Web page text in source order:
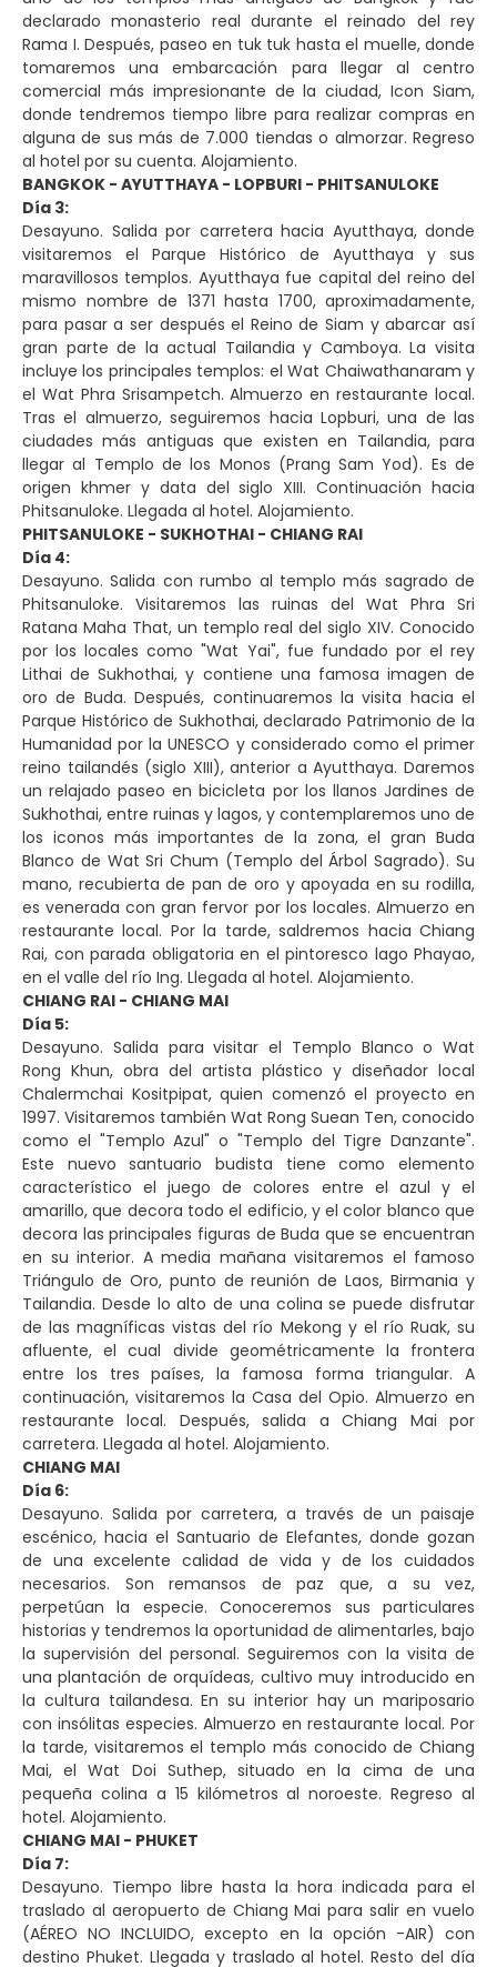
declarado monasterio real durante el reinado del rey
Rama I. Después, paseo en tuk tuk hasta el muelle, donde
tomaremos una embarcación para llegar al centro
comercial más impresionante de la ciudad, Icon Siam,
donde tendremos tiempo libre para realizar compras en
alguna de sus más de 7.000 tiendas o almorzar. Regreso
al hotel por su cuenta. Alojamiento.
BANGKOK - AYUTTHAYA - LOPBURI - PHITSANULOKE
Día 3:
Desayuno. Salida por carretera hacia Ayutthaya, donde
visitaremos el Parque Histórico de Ayutthaya y sus
maravillosos templos. Ayutthaya fue capital del reino del
mismo nombre de 1371 hasta 1700, aproximadamente,
para pasar a ser después el Reino de Siam y abarcar así
gran parte de la actual Tailandia y Camboya. La visita
incluye los principales templos: el Wat Chaiwathanaram y
el Wat Phra Srisampetch. Almuerzo en restaurante local.
Tras el almuerzo, seguiremos hacia Lopburi, una de las
ciudades más antiguas que existen en Tailandia, para
llegar al Templo de los Monos (Prang Sam Yod). Es de
origen khmer y data del siglo XIII. Continuación hacia
Phitsanuloke. Llegada al hotel. Alojamiento.
PHITSANULOKE - SUKHOTHAI - CHIANG RAI
Día 4:
Desayuno. Salida con rumbo al templo más sagrado de
Phitsanuloke. Visitaremos las ruinas del Wat Phra Sri
Ratana Maha That, un templo real del siglo XIV. Conocido
por los locales como "Wat Yai", fue fundado por el rey
Lithai de Sukhothai, y contiene una famosa imagen de
oro de Buda. Después, continuaremos la visita hacia el
Parque Histórico de Sukhothai, declarado Patrimonio de la
Humanidad por la UNESCO y considerado como el primer
reino tailandés (siglo XIII), anterior a Ayutthaya. Daremos
un relajado paseo en bicicleta por los llanos Jardines de
Sukhothai, entre ruinas y lagos, y contemplaremos uno de
los iconos más importantes de la zona, el gran Buda
Blanco de Wat Sri Chum (Templo del Árbol Sagrado). Su
mano, recubierta de pan de oro y apoyada en su rodilla,
es venerada con gran fervor por los locales. Almuerzo en
restaurante local. Por la tarde, saldremos hacia Chiang
Rai, con parada obligatoria en el pintoresco lago Phayao,
en el valle del río Ing. Llegada al hotel. Alojamiento.
CHIANG RAI - CHIANG MAI
Día 5:
Desayuno. Salida para visitar el Templo Blanco o Wat
Rong Khun, obra del artista plástico y diseñador local
Chalermchai Kositpipat, quien comenzó el proyecto en
1997. Visitaremos también Wat Rong Suean Ten, conocido
como el "Templo Azul" o "Templo del Tigre Danzante".
Este nuevo santuario budista tiene como elemento
característico el juego de colores entre el azul y el
amarillo, que decora todo el edificio, y el color blanco que
decora las principales figuras de Buda que se encuentran
en su interior. A media mañana visitaremos el famoso
Triángulo de Oro, punto de reunión de Laos, Birmania y
Tailandia. Desde lo alto de una colina se puede disfrutar
de las magníficas vistas del río Mekong y el río Ruak, su
afluente, el cual divide geométricamente la frontera
entre los tres países, la famosa forma triangular. A
continuación, visitaremos la Casa del Opio. Almuerzo en
restaurante local. Después, salida a Chiang Mai por
carretera. Llegada al hotel. Alojamiento.
CHIANG MAI
Día 6:
Desayuno. Salida por carretera, a través de un paisaje
escénico, hacia el Santuario de Elefantes, donde gozan
de una excelente calidad de vida y de los cuidados
necesarios. Son remansos de paz que, a su vez,
perpetúan la especie. Conoceremos sus particulares
historias y tendremos la oportunidad de alimentarles, bajo
la supervisión del personal. Seguiremos con la visita de
una plantación de orquídeas, cultivo muy introducido en
la cultura tailandesa. En su interior hay un mariposario
con insólitas especies. Almuerzo en restaurante local. Por
la tarde, visitaremos el templo más conocido de Chiang
Mai, el Wat Doi Suthep, situado en la cima de una
pequeña colina a 15 kilómetros al noroeste. Regreso al
hotel. Alojamiento.
CHIANG MAI - PHUKET
Día 7:
Desayuno. Tiempo libre hasta la hora indicada para el
traslado al aeropuerto de Chiang Mai para salir en vuelo
(AÉREO NO INCLUIDO, excepto en la opción -AIR) con
destino Phuket. Llegada y traslado al hotel. Resto del día